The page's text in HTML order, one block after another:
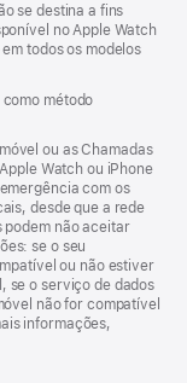
se destina a fins
no Apple Watch
todos os modelos
método
ou as Chamadas
Watch ou iPhone
com os
desde que a rede
podem não aceitar
se o seu
ou não estiver
se o serviço de dados
não for compatível
informações,